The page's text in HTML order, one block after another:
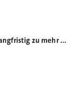
DS Smith: Covid-19 führt langfristig zu mehr online Konsum